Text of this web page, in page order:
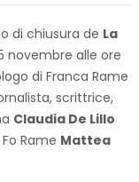
di chiusura de La
novembre alle ore
di Franca Rame
scrittrice,
Claudia De Lillo
Rame Mattea